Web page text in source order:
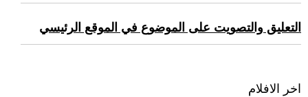
التعليق والتصويت على الموضوع في الموقع الرئيسي
اخر الافلام